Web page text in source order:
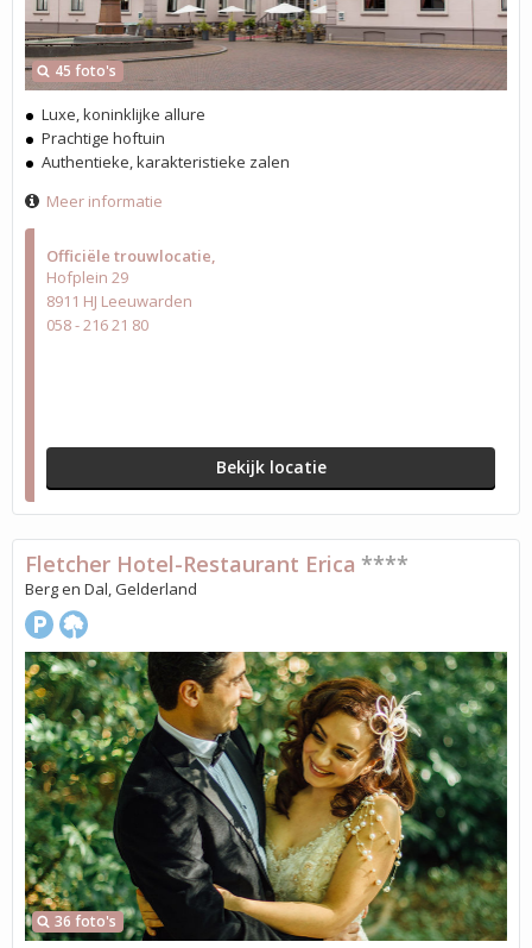
Officiële trouwlocatie
Hofplein 29
8911 HJ Leeuwarden
058 - 216 21 80
Bekijk locatie
45 foto's
Luxe, koninklijke allure
Prachtige hoftuin
Authentieke, karakteristieke zalen
Meer informatie
36 foto's
Fletcher Hotel-Restaurant Erica ****
Berg en Dal, Gelderland